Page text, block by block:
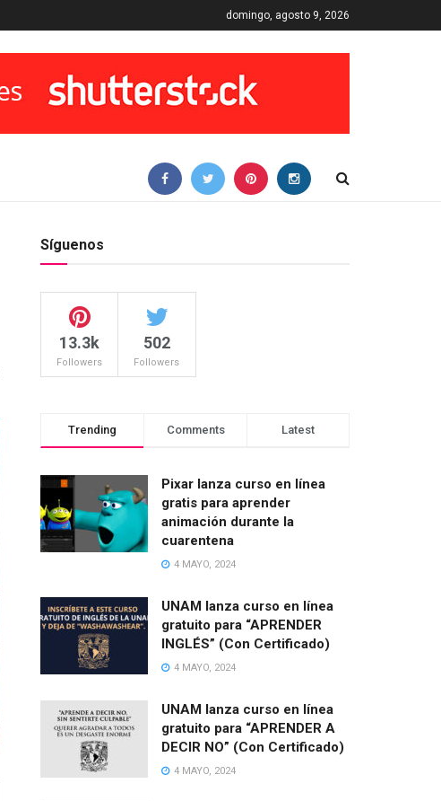
domingo, agosto 9, 2026
Síguenos
13.3k
Followers
502
Followers
Trending Comments Latest
Pixar lanza curso en línea
gratis para aprender
animación durante la
cuarentena
4 MAYO, 2024
UNAM lanza curso en línea
gratuito para “APRENDER
INGLÉS” (Con Certificado)
4 MAYO, 2024
UNAM lanza curso en línea
gratuito para “APRENDER A
DECIR NO” (Con Certificado)
4 MAYO, 2024